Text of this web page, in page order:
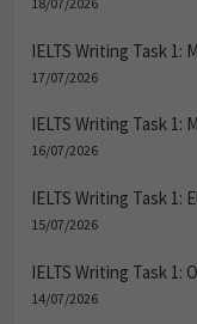
IELTS Writing Task 1:
17/07/2026
IELTS Writing Task 1:
16/07/2026
IELTS Writing Task
15/07/2026
IELTS Writing Task 1:
14/07/2026